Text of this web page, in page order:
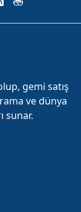
gemi satış
ve dünya
sunar.